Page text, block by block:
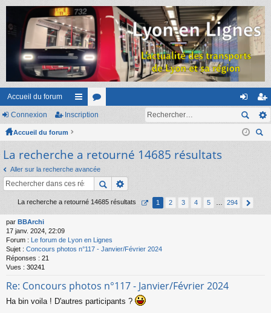
Accueil du forum
ac
ur
ci
s
or
m
s
on
ne
ns
cri
Connexion Inscription
Accueil du forum
La recherche a retourné 14685 résultats
Aller sur la recherche avancée
La recherche a retourné 14685 résultats 1 2 3 4 5 294
par BBArchi
17 janv. 2024, 22:09
Forum :
Le forum de Lyon en Lignes
Sujet : Concours photos n°117 - Janvier/Février 2024
Réponses : 21
Vues : 30241
Re: Concours photos n°117 - Janvier/Février 2024
Ha bin voila ! D'autres participants ?